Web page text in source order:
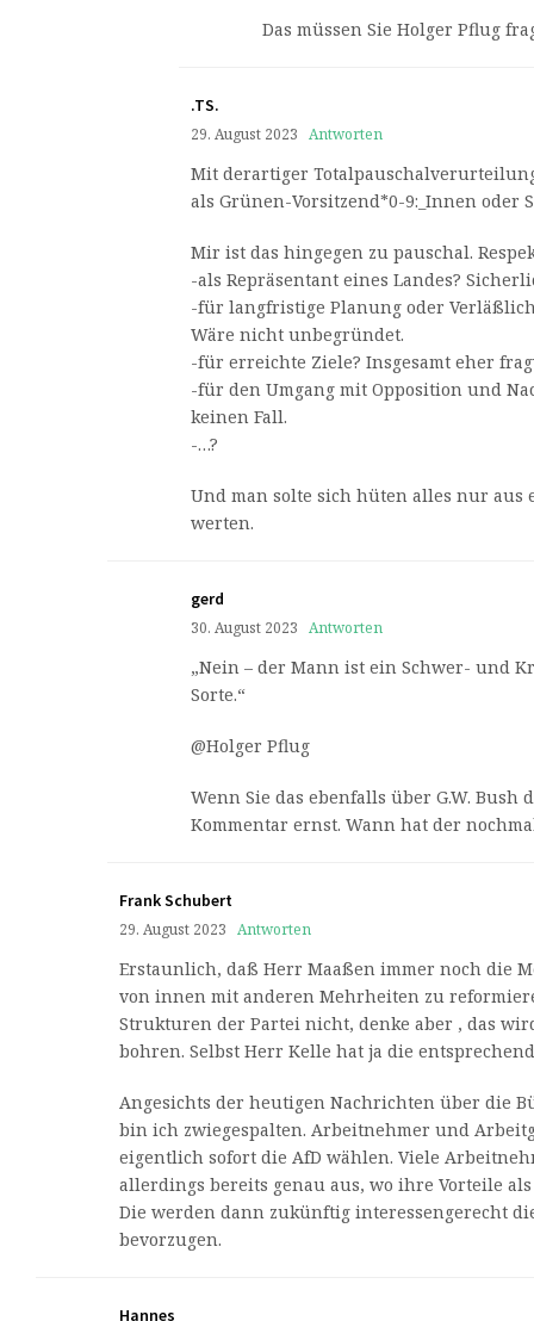
Das müssen Sie Holger Pflug
.TS.
29. August 2023 Antworten
Mit derartiger
als Grünen-Vorsitzend*0-9:_Innen oder
Mir ist das hingegen zu pauschal.
-als Repräsentant eines Landes?
-für langfristige Planung oder
Wäre nicht unbegründet.
-für erreichte Ziele? Insgesamt eher
-für den Umgang mit Opposition und
keinen Fall.
-…?
Und man solte sich hüten alles nur aus
werten.
gerd
30. August 2023 Antworten
„Nein – der Mann ist ein Schwer- und
Sorte.“
@Holger Pflug
Wenn Sie das ebenfalls über G.W.
Kommentar ernst. Wann hat der
Frank Schubert
29. August 2023 Antworten
Erstaunlich, daß Herr Maaßen immer noch die
von innen mit anderen Mehrheiten zu
Strukturen der Partei nicht, denke aber , das
bohren. Selbst Herr Kelle hat ja die
Angesichts der heutigen Nachrichten über die
bin ich zwiegespalten. Arbeitnehmer und
eigentlich sofort die AfD wählen. Viele
allerdings bereits genau aus, wo ihre Vorteile
Die werden dann zukünftig interessengerecht
bevorzugen.
Hannes